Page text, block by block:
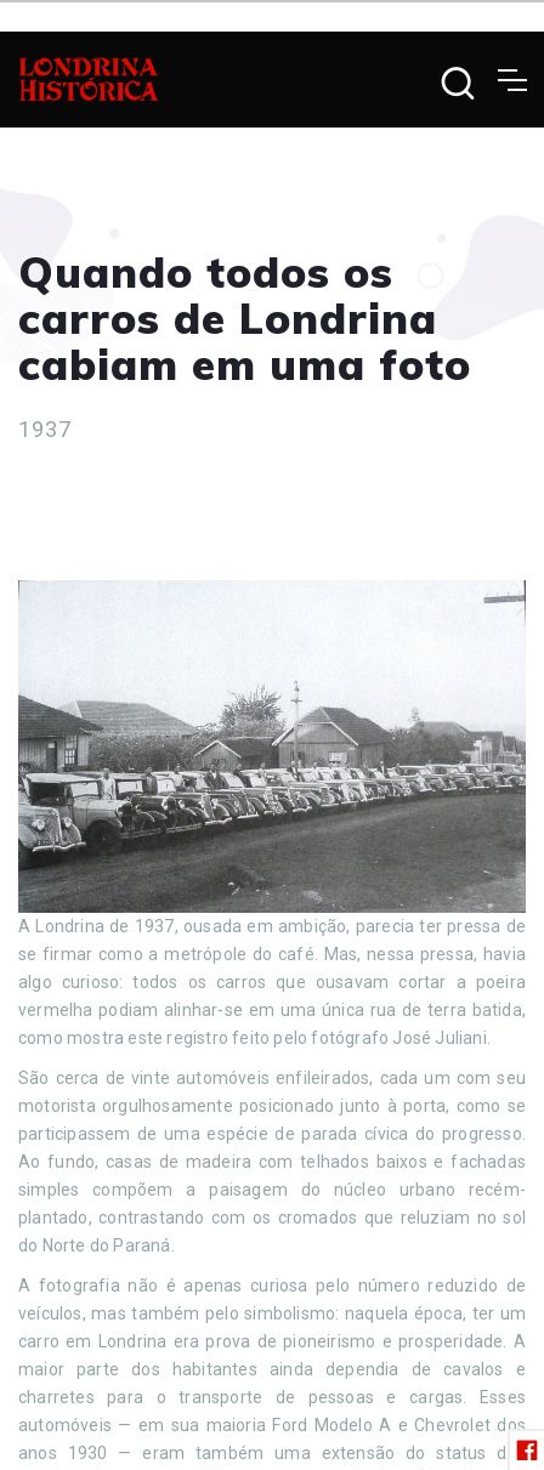
Quando todos os
carros de Londrina
cabiam em uma foto
1937
A Londrina de 1937, ousada em ambição, parecia ter pressa de
se firmar como a metrópole do café. Mas, nessa pressa, havia
algo curioso: todos os carros que ousavam cortar a poeira
vermelha podiam alinhar-se em uma única rua de terra batida,
como mostra este registro feito pelo fotógrafo José Juliani.
São cerca de vinte automóveis enfileirados, cada um com seu
motorista orgulhosamente posicionado junto à porta, como se
participassem de uma espécie de parada cívica do progresso.
Ao fundo, casas de madeira com telhados baixos e fachadas
simples compõem a paisagem do núcleo urbano recém-
plantado, contrastando com os cromados que reluziam no sol
do Norte do Paraná.
A fotografia não é apenas curiosa pelo número reduzido de
veículos, mas também pelo simbolismo: naquela época, ter um
carro em Londrina era prova de pioneirismo e prosperidade. A
maior parte dos habitantes ainda dependia de cavalos e
charretes para o transporte de pessoas e cargas. Esses
automóveis — em sua maioria Ford Modelo A e Chevrolet dos
anos 1930 — eram também uma extensão do status dos